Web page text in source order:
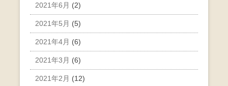
2021年6月 (2)
2021年5月 (5)
2021年4月 (6)
2021年3月 (6)
2021年2月 (12)